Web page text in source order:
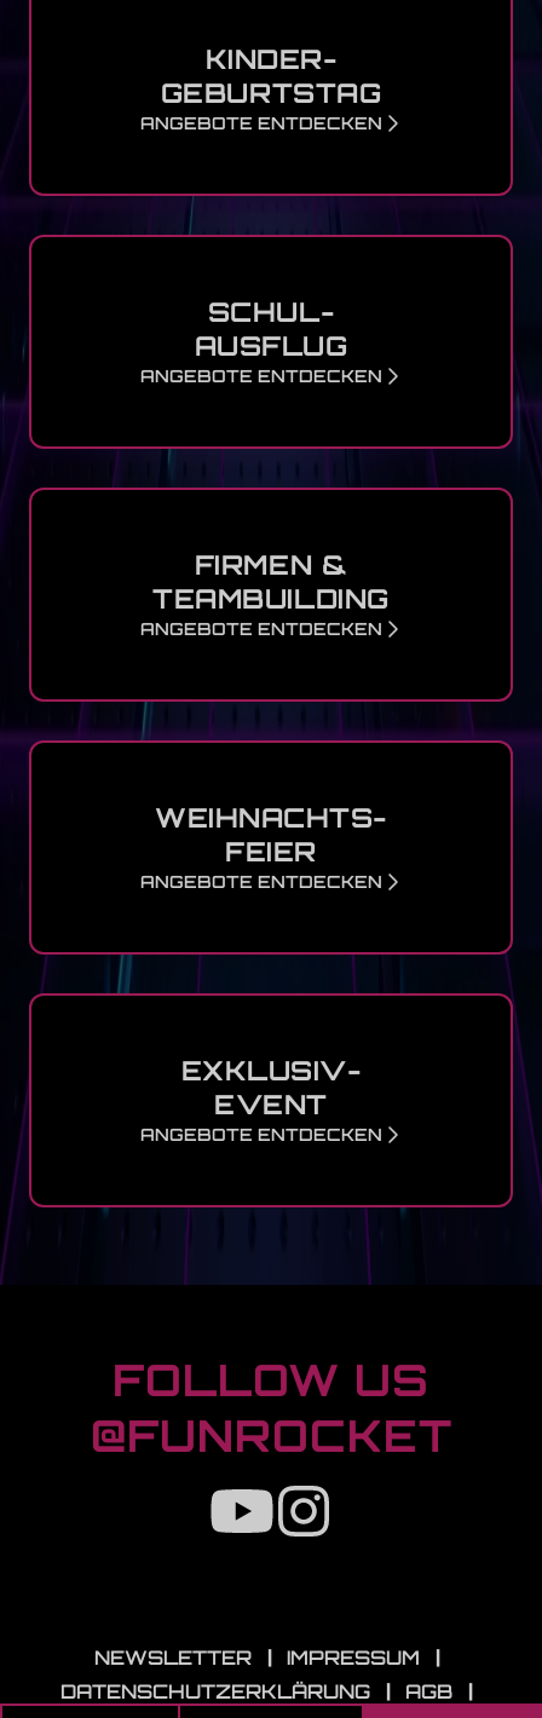
KINDER-
GEBURTSTAG
ANGEBOTE ENTDECKEN
SCHUL-
AUSFLUG
ANGEBOTE ENTDECKEN
FIRMEN &
TEAMBUILDING
ANGEBOTE ENTDECKEN
WEIHNACHTS-
FEIER
ANGEBOTE ENTDECKEN
EXKLUSIV-
EVENT
ANGEBOTE ENTDECKEN
FOOTERFOLLOW US
@FUNROCKET
RECHTLICHE INFOS
NEWSLETTER | IMPRESSUM
|
DATENSCHUTZERKLÄRUNG
| AGB
|